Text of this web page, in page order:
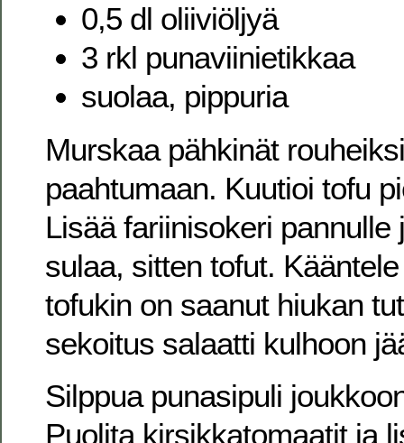
0,5 dl oliiviöljyä
3 rkl punaviinietikkaa
suolaa, pippuria
Murskaa pähkinät
paahtumaan. Kuutioi tofu
Lisää fariinisokeri pannulle
sulaa, sitten tofut.
tofukin on saanut hiukan
sekoitus salaatti kulhoon
Silppua punasipuli
Puolita kirsikkatomaatit ja